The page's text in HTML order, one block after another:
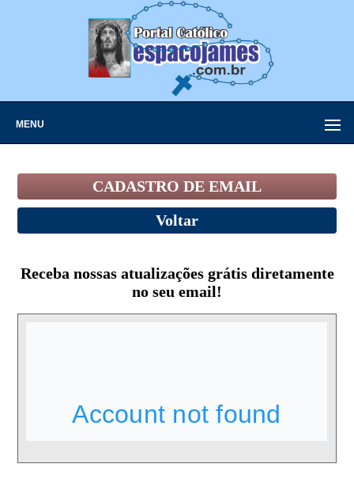
MENU
CADASTRO DE EMAIL
Voltar
Receba nossas atualizações grátis diretamente
no seu email!